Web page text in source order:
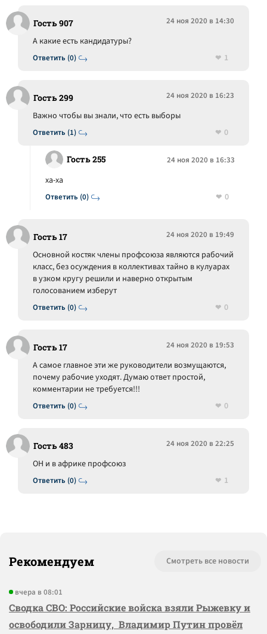
Гость 907 24 ноя 2020 в 14:30
Ответить (0)
А какие есть кандидатуры?
1
Гость 299 24 ноя 2020 в 16:23
Ответить (1)
Важно чтобы вы знали, что есть выборы
0
Гость 255 24 ноя 2020 в 16:33
Ответить (0)
ха-ха
0
Гость 17 24 ноя 2020 в 19:49
Ответить (0)
Основной костяк члены профсоюза являются рабочий
класс, без осуждения в коллективах тайно в кулуарах
в узком кругу решили и наверно открытым
голосованием изберут
0
Гость 17 24 ноя 2020 в 19:53
Ответить (0)
А самое главное эти же руководители возмущаются,
почему рабочие уходят. Думаю ответ простой,
комментарии не требуется!!!
0
Гость 483 24 ноя 2020 в 22:25
Ответить (0)
ОН и в африке профсоюз
1
Рекомендуем Смотреть все новости
вчера в 08:01
Сводка СВО: Российские войска взяли Рыжевку и
освободили Зарницу, Владимир Путин провёл